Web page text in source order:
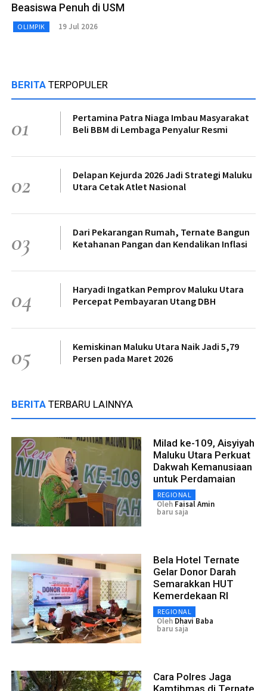
Beasiswa Penuh di USM
OLIMPIK 19 Jul 2026
BERITA TERPOPULER
01
Pertamina Patra Niaga Imbau Masyarakat
Beli BBM di Lembaga Penyalur Resmi
02
Delapan Kejurda 2026 Jadi Strategi Maluku
Utara Cetak Atlet Nasional
03
Dari Pekarangan Rumah, Ternate Bangun
Ketahanan Pangan dan Kendalikan Inflasi
04
Haryadi Ingatkan Pemprov Maluku Utara
Percepat Pembayaran Utang DBH
05
Kemiskinan Maluku Utara Naik Jadi 5,79
Persen pada Maret 2026
BERITA TERBARU LAINNYA
Milad ke-109, Aisyiyah
Maluku Utara Perkuat
Dakwah Kemanusiaan
untuk Perdamaian
REGIONAL
Oleh Faisal Amin
baru saja
Bela Hotel Ternate
Gelar Donor Darah
Semarakkan HUT
Kemerdekaan RI
REGIONAL
Oleh Dhavi Baba
baru saja
Cara Polres Jaga
Kamtibmas di Ternate